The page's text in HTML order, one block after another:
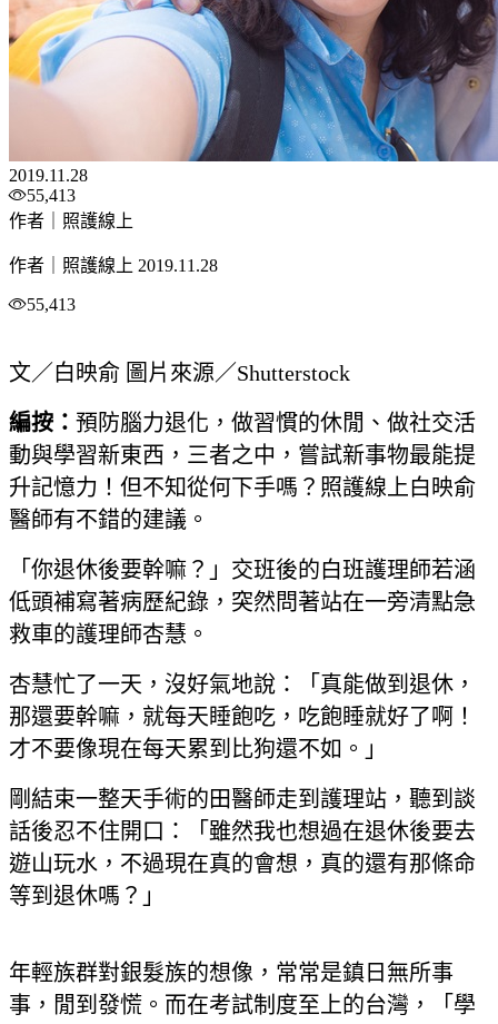
2019.11.28
55,413
作者｜照護線上
作者｜照護線上 2019.11.28
55,413
文／白映俞 圖片來源／Shutterstock
編按： 預防腦力退化，做習慣的休閒、做社交活
動與學習新東西，三者之中，嘗試新事物最能提
升記憶力！但不知從何下手嗎？照護線上白映俞
醫師有不錯的建議。
「你退休後要幹嘛？」交班後的白班護理師若涵
低頭補寫著病歷紀錄，突然問著站在一旁清點急
救車的護理師杏慧。
杏慧忙了一天，沒好氣地說：「真能做到退休，
那還要幹嘛，就每天睡飽吃，吃飽睡就好了啊！
才不要像現在每天累到比狗還不如。」
剛結束一整天手術的田醫師走到護理站，聽到談
話後忍不住開口：「雖然我也想過在退休後要去
遊山玩水，不過現在真的會想，真的還有那條命
等到退休嗎？」
年輕族群對銀髮族的想像，常常是鎮日無所事
事，閒到發慌。而在考試制度至上的台灣，「學